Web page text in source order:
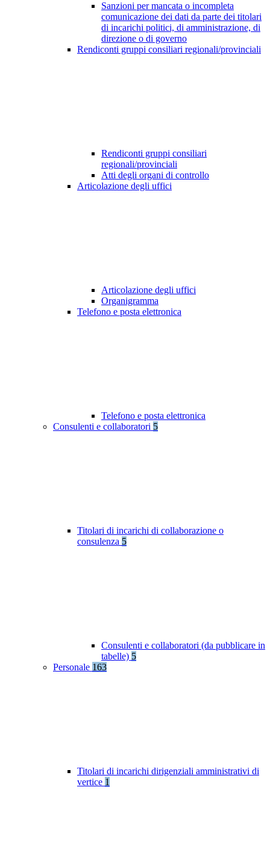
Sanzioni per mancata o incompleta
comunicazione dei dati da parte dei titolari
di incarichi politici, di amministrazione, di
direzione o di governo
Rendiconti gruppi consiliari regionali/provinciali
Rendiconti gruppi consiliari
regionali/provinciali
Atti degli organi di controllo
Articolazione degli uffici
Articolazione degli uffici
Organigramma
Telefono e posta elettronica
Telefono e posta elettronica
Consulenti e collaboratori 5
Titolari di incarichi di collaborazione o
consulenza 5
Consulenti e collaboratori (da pubblicare in
tabelle) 5
Personale 163
Titolari di incarichi dirigenziali amministrativi di
vertice 1